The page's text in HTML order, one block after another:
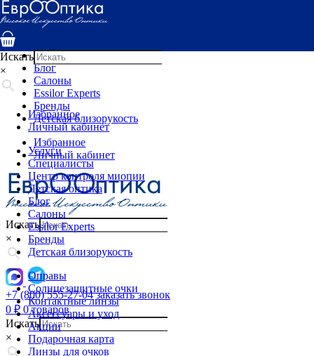
Услуги
Специалисты
Детская оптика
Блог
Салоны
Essilor Experts
Бренды
Детская близорукость
Избранное
Личный кабинет
Искать
×
+7 (800) 555-27-04 заказать звонок
0 ₽ 0 товаров
Искать
×
Искать
×
Избранное
Личный кабинет
Услуги
Специалисты
Центр контроля миопии
Детская оптика
Блог
Салоны
Essilor Experts
Бренды
Детская близорукость
Оправы
Солнцезащитные очки
Контактные линзы
Аксессуары и уход
Акции
Подарочная карта
Линзы для очков